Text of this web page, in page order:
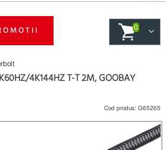
0
4K144HZ T-T 2M, GOOBAY
Cod produs: G65265